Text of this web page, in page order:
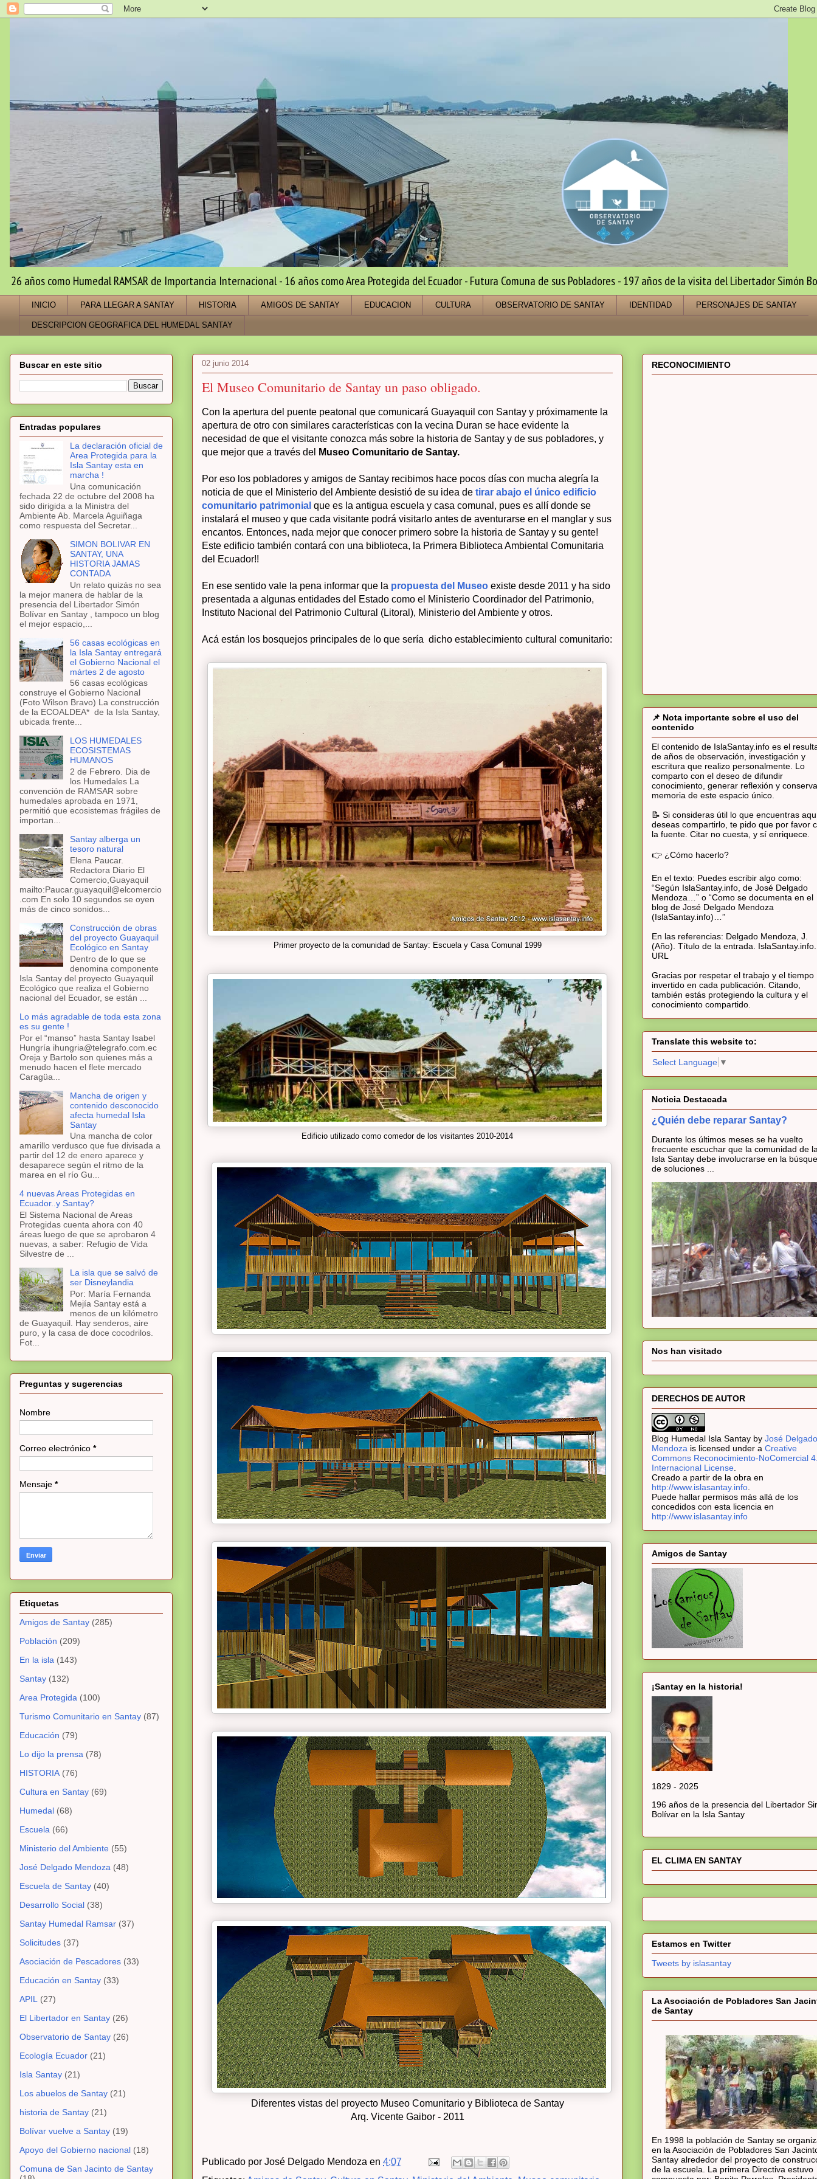
26 años como Humedal RAMSAR de Importancia Internacional - 16 años como Area Protegida del Ecuador - Futura Comuna de sus Pobladores - 197 años de la visita del Libertador Simón
INICIO PARA LLEGAR A SANTAY HISTORIA AMIGOS DE SANTAY EDUCACION CULTURA OBSERVATORIO DE SANTAY IDENTIDAD PERSONAJES DE SANTAY
DESCRIPCION GEOGRAFICA DEL HUMEDAL SANTAY
02 junio 2014
El Museo Comunitario de Santay un paso obligado.
Con la apertura del puente peatonal que comunicará Guayaquil con Santay y próximamente la
apertura de otro con similares características con la vecina Duran se hace evidente la
necesidad de que el visitante conozca más sobre la historia de Santay y de sus pobladores, y
que mejor que a través del
Museo Comunitario de Santay.
Por eso los pobladores y amigos de Santay recibimos hace pocos días con mucha alegría la
noticia de que el Ministerio del Ambiente desistió de su idea de tirar abajo el único edificio
comunitario patrimonial que es la antigua escuela y casa comunal, pues es allí donde se
instalará el museo y que cada visitante podrá visitarlo antes de aventurarse en el manglar y sus
encantos. Entonces, nada mejor que conocer primero sobre la historia de Santay y su gente!
Este edificio también contará con una biblioteca, la Primera Biblioteca Ambiental Comunitaria
del Ecuador!!
En ese sentido vale la pena informar que la propuesta del Museo existe desde 2011 y ha sido
presentada a algunas entidades del Estado como el Ministerio Coordinador del Patrimonio,
Instituto Nacional del Patrimonio Cultural (Litoral), Ministerio del Ambiente y otros.
Acá están los bosquejos principales de lo que sería dicho establecimiento cultural comunitario:
Primer proyecto de la comunidad de Santay: Escuela y Casa Comunal 1999
Edificio utilizado como comedor de los visitantes 2010-2014
Diferentes vistas del proyecto Museo Comunitario y Biblioteca de Santay
Arq. Vicente Gaibor - 2011
Publicado por José Delgado Mendoza en 4:07
Buscar en este sitio
Entradas populares
La declaración oficial de
Area Protegida para la
Isla Santay esta en
marcha !
Una comunicación
fechada 22 de octubre del 2008 ha
sido dirigida a la Ministra del
Ambiente Ab. Marcela Aguiñaga
como respuesta del Secretar...
SIMON BOLIVAR EN
SANTAY, UNA
HISTORIA JAMAS
CONTADA
Un relato quizás no sea
la mejor manera de hablar de la
presencia del Libertador Simón
Bolívar en Santay , tampoco un blog
el mejor espacio,...
56 casas ecológicas en
la Isla Santay entregará
el Gobierno Nacional el
mártes 2 de agosto
56 casas ecològicas
construye el Gobierno Nacional
(Foto Wilson Bravo) La construcción
de la ECOALDEA* de la Isla Santay,
ubicada frente...
LOS HUMEDALES
ECOSISTEMAS
HUMANOS
2 de Febrero. Dia de
los Humedales La
convención de RAMSAR sobre
humedales aprobada en 1971,
permitió que ecosistemas frágiles de
importan...
Santay alberga un
tesoro natural
Elena Paucar.
Redactora Diario El
Comercio,Guayaquil
mailto:Paucar.guayaquil@elcomercio
.com En solo 10 segundos se oyen
más de cinco sonidos...
Construcción de obras
del proyecto Guayaquil
Ecológico en Santay
Dentro de lo que se
denomina componente
Isla Santay del proyecto Guayaquil
Ecológico que realiza el Gobierno
nacional del Ecuador, se están ...
Lo más agradable de toda esta zona
es su gente !
Por el “manso” hasta Santay Isabel
Hungría ihungria@telegrafo.com.ec
Oreja y Bartolo son quienes más a
menudo hacen el flete mercado
Caragüa...
Mancha de origen y
contenido desconocido
afecta humedal Isla
Santay
Una mancha de color
amarillo verdusco que fue divisada a
partir del 12 de enero aparece y
desaparece según el ritmo de la
marea en el río Gu...
4 nuevas Areas Protegidas en
Ecuador..y Santay?
El Sistema Nacional de Areas
Protegidas cuenta ahora con 40
áreas luego de que se aprobaron 4
nuevas, a saber: Refugio de Vida
Silvestre de ...
La isla que se salvó de
ser Disneylandia
Por: María Fernanda
Mejía Santay está a
menos de un kilómetro
de Guayaquil. Hay senderos, aire
puro, y la casa de doce cocodrilos.
Fot...
Preguntas y sugerencias
Nombre
Correo electrónico *
Mensaje *
Etiquetas
Amigos de Santay (285)
Población (209)
En la isla (143)
Santay (132)
Area Protegida (100)
Turismo Comunitario en Santay (87)
Educación (79)
Lo dijo la prensa (78)
HISTORIA (76)
Cultura en Santay (69)
Humedal (68)
Escuela (66)
Ministerio del Ambiente (55)
José Delgado Mendoza (48)
Escuela de Santay (40)
Desarrollo Social (38)
Santay Humedal Ramsar (37)
Solicitudes (37)
Asociación de Pescadores (33)
Educación en Santay (33)
APIL
(27)
El Libertador en Santay (26)
Observatorio de Santay (26)
Ecología Ecuador (21)
Isla Santay (21)
Los abuelos de Santay (21)
historia de Santay (21)
Bolívar vuelve a Santay (19)
Apoyo del Gobierno nacional (18)
Comuna de San Jacinto de Santay
RECONOCIMIENTO
📌 Nota importante sobre el uso del
contenido
El contenido de IslaSantay.info es el
de años de observación, investigación y
escritura que realizo personalmente. Lo
comparto con el deseo de difundir
conocimiento, generar reflexión y
memoria de este espacio único.
📝 Si consideras útil lo que encuentras
deseas compartirlo, te pido que por favor
la fuente. Citar no cuesta, y sí enriquece.
👉 ¿Cómo hacerlo?
En el texto: Puedes escribir algo como:
“Según IslaSantay.info, de José Delgado
Mendoza…” o “Como se documenta en el
blog de José Delgado Mendoza
(IslaSantay.info)…”
En las referencias: Delgado Mendoza, J.
(Año). Título de la entrada.
URL
Gracias por respetar el trabajo y el tiempo
invertido en cada publicación. Citando,
también estás protegiendo la cultura y el
conocimiento compartido.
Translate this website to:
Select Language ▼
Noticia Destacada
¿Quién debe reparar Santay?
Durante los últimos meses se ha vuelto
frecuente escuchar que la comunidad de
Isla Santay debe involucrarse en la
de soluciones ...
Nos han visitado
DERECHOS DE AUTOR
Blog Humedal Isla Santay by José Delgado
Mendoza is licensed under a Creative
Commons Reconocimiento-NoComercial
Internacional License
Creado a partir de la obra en
http://www.islasantay.info
Puede hallar permisos más allá de los
concedidos con esta licencia en
http://www.islasantay.info
Amigos de Santay
¡Santay en la historia!
1829 - 2025
196 años de la presencia del Libertador
Bolívar en la Isla Santay
EL CLIMA EN SANTAY
Estamos en Twitter
Tweets by islasantay
La Asociación de Pobladores San
de Santay
En 1998 la población de Santay se
en la Asociación de Pobladores San
Santay alrededor del proyecto de
de la escuela. La primera Directiva estuvo